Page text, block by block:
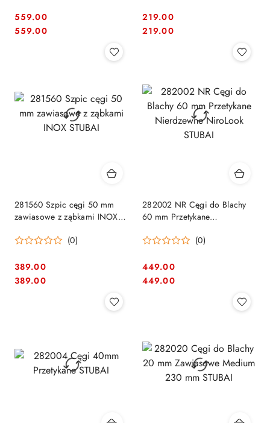
Cena:
559.00
Cena:
559.00 Cena:
219.00
Cena:
219.00
281560 Szpic cęgi 50 mm
zawiasowe z ząbkami INOX
(0)
Cena:
389.00
Cena:
389.00
282002 NR Cęgi do Blachy
60 mm Przetykane
(0)
Cena:
449.00
Cena:
449.00